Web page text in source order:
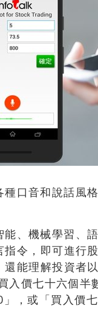
口音和說話風
、機械學習、
指令，即可進
能理解投資者
入價七十六個
，或「買入價